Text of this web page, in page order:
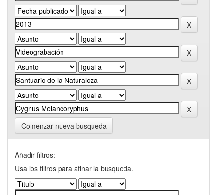
Comenzar nueva busqueda
Añadir filtros:
Usa los filtros para afinar la busqueda.